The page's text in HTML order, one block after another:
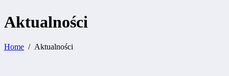
Aktualności
Home Aktualności